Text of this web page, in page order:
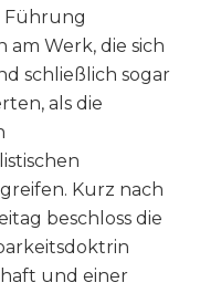
Führung
Werk, die sich
schließlich sogar
als die
Kurz nach
beschloss die
und einer